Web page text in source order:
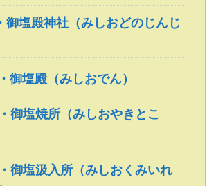
御塩殿神社（みしおどのじんじ
・御塩殿（みしおでん）
・御塩焼所（みしおやきとこ
・御塩汲入所（みしおくみいれ